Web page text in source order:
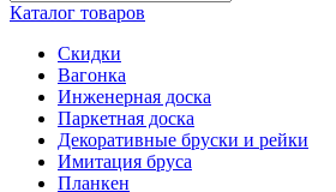
Каталог товаров
Скидки
Вагонка
Инженерная доска
Паркетная доска
Декоративные бруски и рейки
Имитация бруса
Планкен